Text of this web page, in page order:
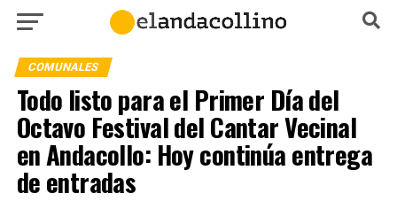
COMUNALES
Todo listo para el Primer Día del
Octavo Festival del Cantar Vecinal
en Andacollo: Hoy continúa entrega
de entradas